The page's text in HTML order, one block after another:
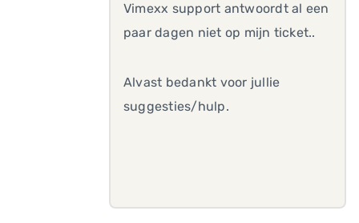
Vimexx support antwoordt al een
paar dagen niet op mijn ticket..
Alvast bedankt voor jullie
suggesties/hulp.